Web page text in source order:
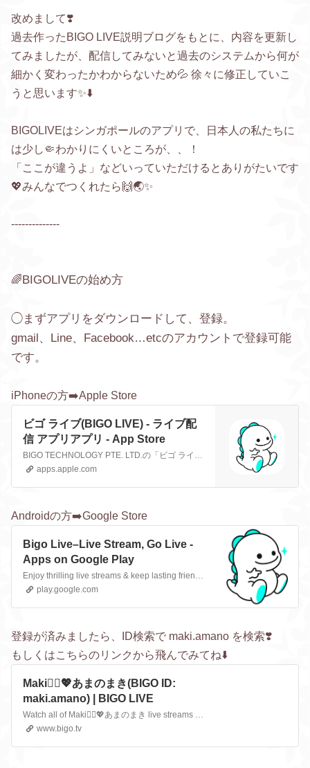
改めまして❣️
過去作ったBIGO LIVE説明ブログをもとに、内容を更新し
てみましたが、配信してみないと過去のシステムから何が
細かく変わったかわからないため💦 徐々に修正していこ
うと思います✨⬇️
BIGOLIVEはシンガポールのアプリで、日本人の私たちに
は少し🤏わかりにくいところが、、！
「ここが違うよ」などいっていただけるとありがたいです
💖みんなでつくれたら🙌🌏✨
--------------
🌈BIGOLIVEの始め方
◯まずアプリをダウンロードして、登録。
gmail、Line、Facebook…etcのアカウントで登録可能
です。
iPhoneの方➡️Apple Store
ビゴ ライブ(BIGO LIVE) ‐ ライブ配
信 アプリアプリ - App Store
BIGO TECHNOLOGY PTE. LTD.の「ビゴ ライブ(BIGO LIVE) ‐ ライブ配信 アプリ」をApp Storeでダウンロードしてください。スクリーンショット、評価とレビュー、ユーザのヒント、「ビゴ ライブ(BIGO LIVE) ‐ ライブ配信 アプリ」に似たゲームを見ることなどができます。
apps.apple.com
Androidの方➡️Google Store
Bigo Live–Live Stream, Go Live -
Apps on Google Play
Enjoy thrilling live streams & keep lasting friendships on your go-to platform.
play.google.com
登録が済みましたら、ID検索で maki.amano を検索❣️
もしくはこちらのリンクから飛んでみてね⬇️
Maki🧚‍♀️💖あまのまき(BIGO ID:
maki.amano) | BIGO LIVE
Watch all of Maki🧚‍♀️💖あまのまき live streams and highlights on BIGO LIVE. Check photos and videos from Maki🧚‍♀️💖あまのまき. Never miss a post from Maki🧚‍♀️💖あまのまき!
www.bigo.tv